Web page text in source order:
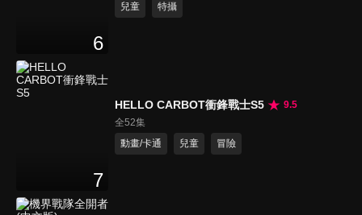
6
兒童
特攝
7
HELLO CARBOT衝鋒戰士S5
9.5
全52集
動畫/卡通
兒童 冒險